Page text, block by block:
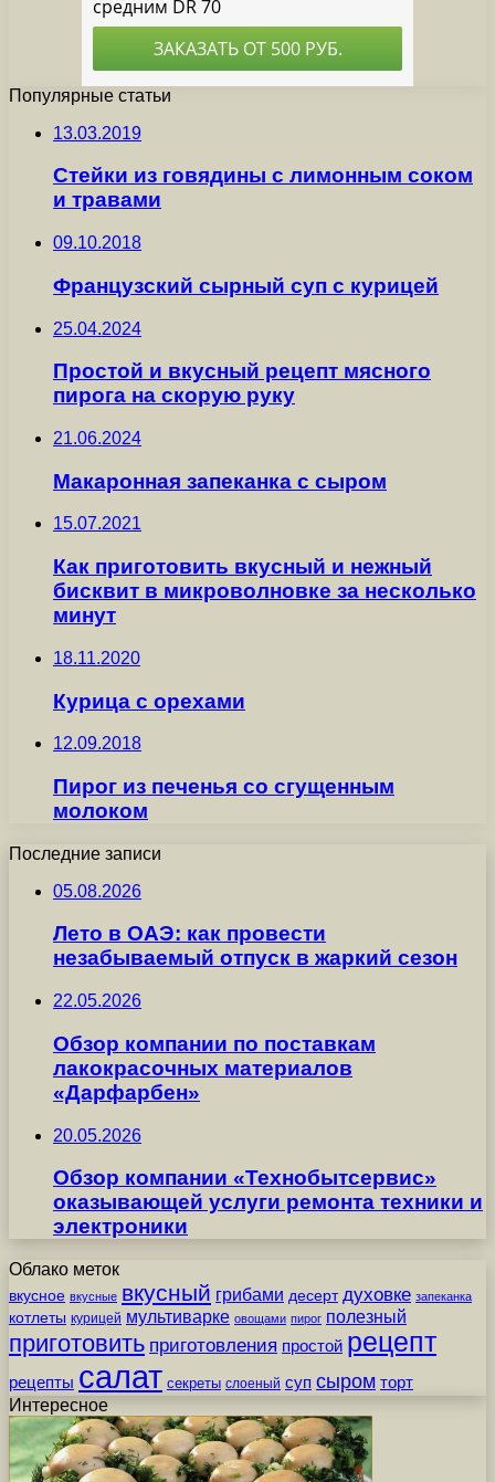
Популярные статьи
13.03.2019
Стейки из говядины с лимонным соком
и травами
09.10.2018
Французский сырный суп с курицей
25.04.2024
Простой и вкусный рецепт мясного
пирога на скорую руку
21.06.2024
Макаронная запеканка с сыром
15.07.2021
Как приготовить вкусный и нежный
бисквит в микроволновке за несколько
минут
18.11.2020
Курица с орехами
12.09.2018
Пирог из печенья со сгущенным
молоком
Последние записи
05.08.2026
Лето в ОАЭ: как провести
незабываемый отпуск в жаркий сезон
22.05.2026
Обзор компании по поставкам
лакокрасочных материалов
«Дарфарбен»
20.05.2026
Обзор компании «Технобытсервис»
оказывающей услуги ремонта техники и
электроники
Облако меток
вкусное вкусные вкусный грибами десерт духовке запеканка
котлеты курицей мультиварке овощами пирог полезный
приготовить приготовления простой рецепт
рецепты салат секреты слоеный суп сыром торт
Интересное